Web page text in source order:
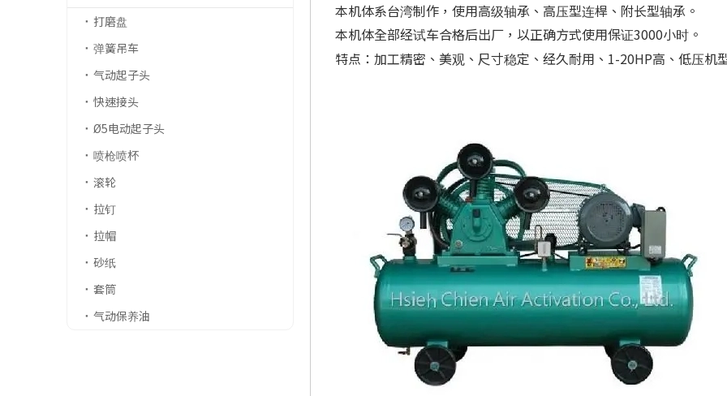
打磨盘
弹簧吊车
气动起子头
快速接头
Ø5电动起子头
喷枪喷杯
滚轮
拉钉
拉帽
砂纸
套筒
气动保养油
本机体系台湾制作，使用高级轴承、高压型连桿、附长型轴承。
本机体全部经试车合格后出厂，以正确方式使用保证3000小时。
特点：加工精密、美观、尺寸稳定、经久耐用、1-20HP高、低压机